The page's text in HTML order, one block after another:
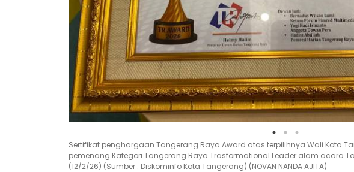
Sertifikat penghargaan Tangerang Raya Award atas terpilihnya Wali Kota
pemenang Kategori Tangerang Raya Trasformational Leader alam acara
(12/2/26) (Sumber : Diskominfo Kota Tangerang) (NOVAN NANDA AJITA)